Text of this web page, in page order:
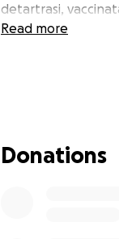
detartrasi,
Read more
Donations